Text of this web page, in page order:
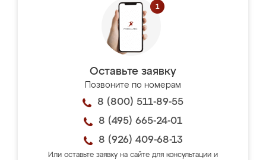
Оставьте заявку
Позвоните по номерам
8 (800) 511-89-55
8 (495) 665-24-01
8 (926) 409-68-13
Или оставьте заявку на сайте для консультации и